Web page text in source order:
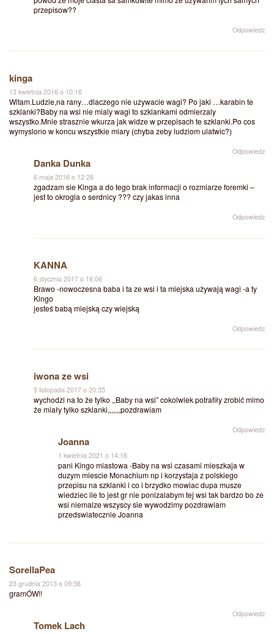
przepisow??
Odpowiedz
kinga
13 kwietnia 2016 o 10:16
Witam.Ludzie,na rany…dlaczego nie uzywacie wagi? Po jaki …karabin te
szklanki?Baby na wsi nie mialy wagi to szklankami odmierzaly
wszystko.Mnie strasznie wkurza jak widze w przepisach te szklanki.Po cos
wymyslono w koncu wszystkie miary (chyba zeby ludziom ulatwic?)
Odpowiedz
Danka Dunka
6 maja 2016 o 12:26
zgadzam sie Kinga a do tego brak informacji o rozmiarze foremki –
jest to okrogla o serdnicy ??? czy jakas inna
Odpowiedz
KANNA
6 stycznia 2017 o 16:06
Brawo -nowoczesna baba i ta ze wsi i ta miejska używają wagi -a ty
Kingo
jesteś babą miejską czy wiejską
Odpowiedz
iwona ze wsi
5 listopada 2017 o 20:35
wychodzi na to że tylko ,,Baby na wsi” cokolwiek potrafiły zrobić mimo
że miały tylko szklanki,,,,,,,pozdrawiam
Odpowiedz
Joanna
1 kwietnia 2021 o 14:16
pani Kingo miastowa -Baby na wsi czasami mieszkaja w
duzym miescie Monachium np i korzystaja z polskiego
przepisu na szklanki i co i brzydko mowiac dupa musze
wiedziec ile to jest gr nie ponizalabym tej wsi tak bardzo bo ze
wsi niemalze wszyscy sie wywodzimy pozdrawiam
przedswiatecznie Joanna
SorellaPea
23 grudnia 2013 o 09:56
gramÓW!!
Odpowiedz
Tomek Lach